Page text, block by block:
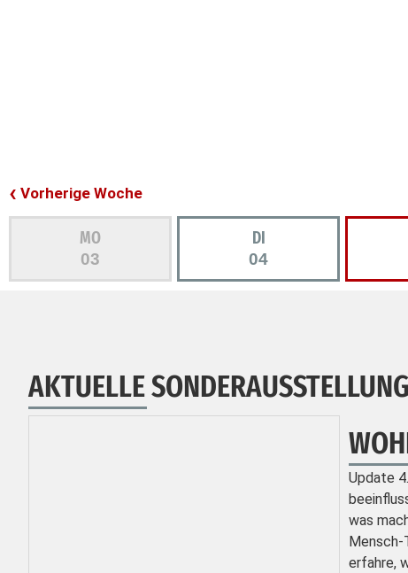
Vorherige Woche
MO
03
DI
04
AKTUELLE SONDERAUSSTELLUNG
Update
was
Mensch-
erfahre,